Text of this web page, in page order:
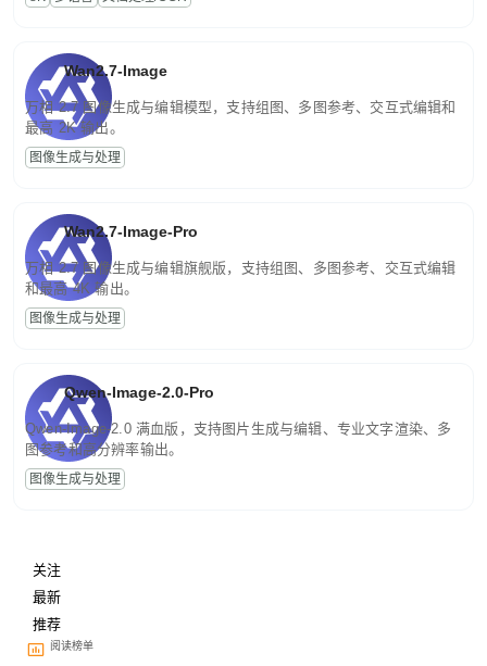
Wan2.7-Image
万相 2.7 图像生成与编辑模型，支持组图、多图参考、交互式编辑和
最高 2K 输出。
图像生成与处理
Wan2.7-Image-Pro
万相 2.7 图像生成与编辑旗舰版，支持组图、多图参考、交互式编辑
和最高 4K 输出。
图像生成与处理
Qwen-Image-2.0-Pro
Qwen-Image-2.0 满血版，支持图片生成与编辑、专业文字渲染、多
图参考和高分辨率输出。
图像生成与处理
关注
最新
推荐
阅读榜单